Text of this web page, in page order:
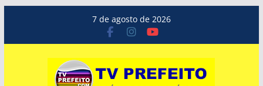
o
7 de agosto de 2026